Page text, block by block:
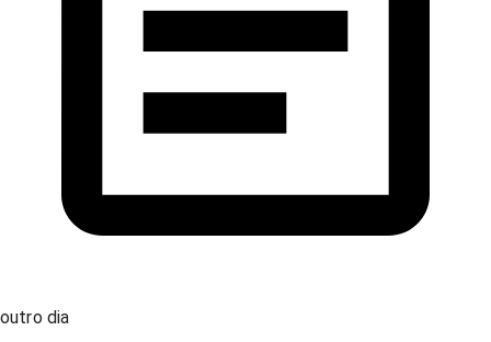
outro dia